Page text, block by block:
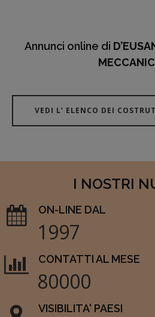
Annunci online di
VEDI L’ ELENCO DEI
I NOSTRI
ON-LINE DAL
1997
CONTATTI AL MESE
80000
VISIBILITA' PAESI